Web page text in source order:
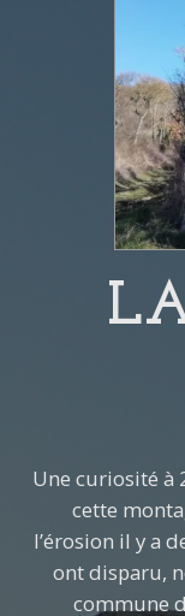
Une curiosité à
cette
l’érosion il y a
ont disparu,
commune